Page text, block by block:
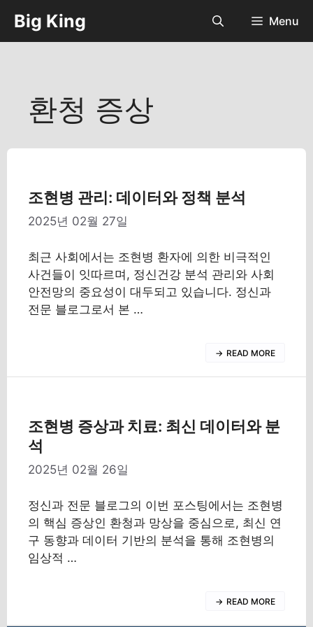
츠
Big King Menu
환청 증상
조현병 관리: 데이터와 정책 분석
2025년 02월 27일
최근 사회에서는 조현병 환자에 의한 비극적인
사건들이 잇따르며, 정신건강 분석 관리와 사회
안전망의 중요성이 대두되고 있습니다. 정신과
전문 블로그로서 본 …
READ MORE
조현병 증상과 치료: 최신 데이터와 분
석
2025년 02월 26일
정신과 전문 블로그의 이번 포스팅에서는 조현병
의 핵심 증상인 환청과 망상을 중심으로, 최신 연
구 동향과 데이터 기반의 분석을 통해 조현병의
임상적 …
READ MORE